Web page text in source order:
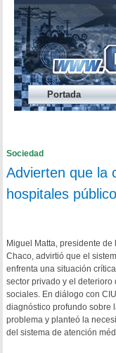
Portada
Sociedad
Advierten que la
hospitales
Miguel Matta, presidente de
Chaco, advirtió que el
enfrenta una situación
sector privado y el deterioro
sociales. En diálogo con
diagnóstico profundo sobre
problema y planteó la
del sistema de atención